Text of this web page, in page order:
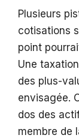
Plusieurs
cotisations
point
Une
des plus-
envisagée.
dos des
membre de